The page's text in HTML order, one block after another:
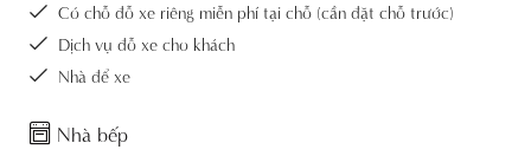
Có chỗ đỗ xe riêng miễn phí tại chỗ (cần đặt chỗ trước)
Dịch vụ đỗ xe cho khách
Nhà để xe
Nhà bếp